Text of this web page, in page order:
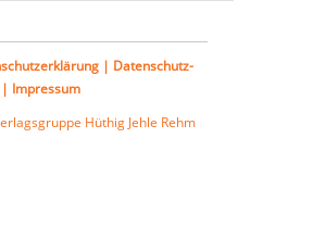
| Datenschutz-
| Impressum
Hüthig Jehle Rehm